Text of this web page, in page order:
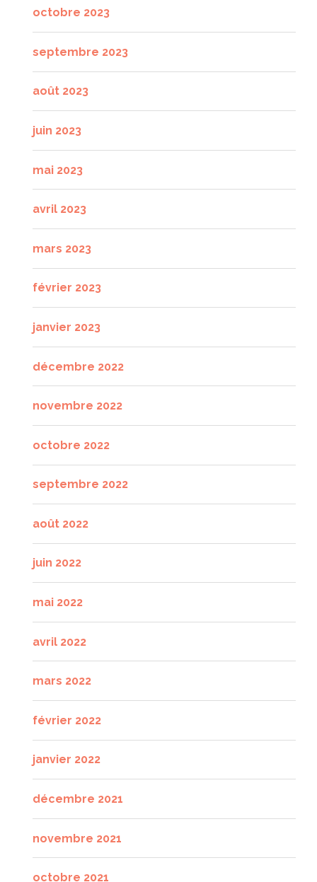
octobre 2023
septembre 2023
août 2023
juin 2023
mai 2023
avril 2023
mars 2023
février 2023
janvier 2023
décembre 2022
novembre 2022
octobre 2022
septembre 2022
août 2022
juin 2022
mai 2022
avril 2022
mars 2022
février 2022
janvier 2022
décembre 2021
novembre 2021
octobre 2021